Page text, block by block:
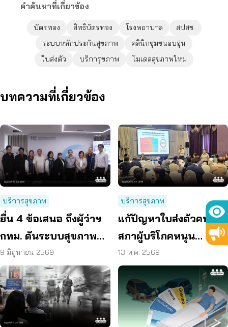
คำค้นหาที่เกี่ยวข้อง
บัตรทอง สิทธิบัตรทอง โรงพยาบาล
สปสช.
ระบบหลักประกันสุขภาพ
คลินิกชุมชนอบอุ่น
ใบส่งตัว
บริการุขภาพ โมเดลสุขภาพใหม่
บทความที่เกี่ยวข้อง
บริการสุขภาพ
ยื่น 4 ข้อเสนอ ถึงผู้ว่าฯ
กทม. ดันระบบสุขภาพ
คนกรุงไร้รอยต่อ
9 มิถุนายน 2569
บริการสุขภาพ
แก้ปัญหาใบส่งตัวคนกรุง
สภาผู้บริโภคหนุน
“โมเดลสุขภาพใหม่”
13 พ.ค. 2569